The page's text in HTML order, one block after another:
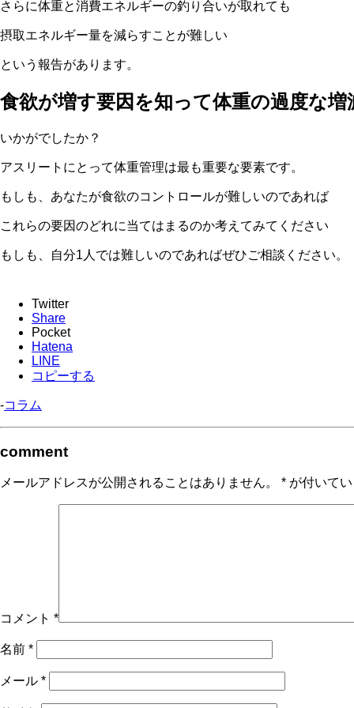
さらに体重と消費エネルギーの釣り合いが取れても
摂取エネルギー量を減らすことが難しい
という報告があります。
食欲が増す要因を知って体重の過度な増
いかがでしたか？
アスリートにとって体重管理は最も重要な要素です。
もしも、あなたが食欲のコントロールが難しいのであれば
これらの要因のどれに当てはまるのか考えてみてください
もしも、自分1人では難しいのであればぜひご相談ください。
Twitter
Share
Pocket
Hatena
LINE
コピーする
-コラム
comment
メールアドレスが公開されることはありません。 * が付いて
コメント *
名前 *
メール *